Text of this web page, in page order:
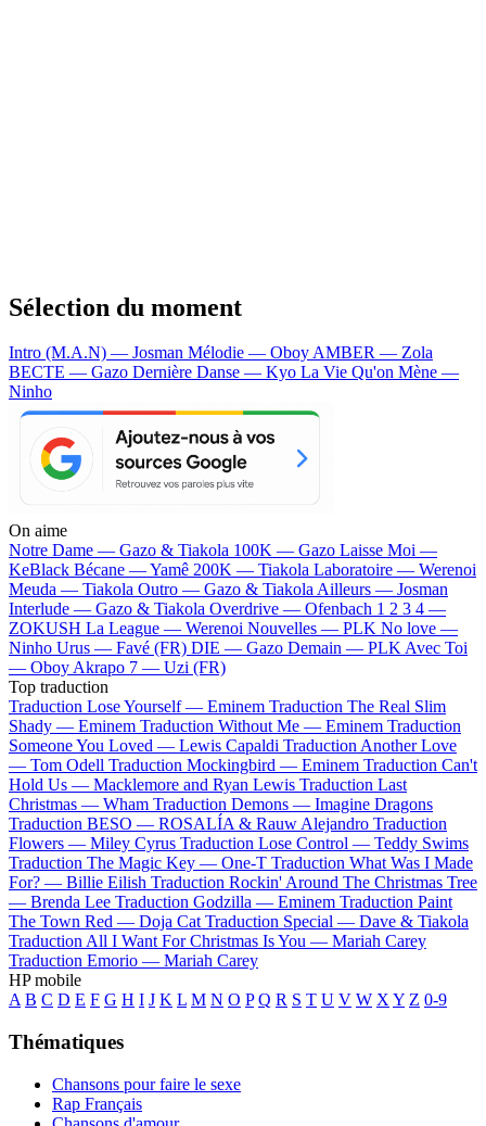
Sélection du moment
Intro (M.A.N) — Josman Mélodie — OboyAMBER — Zola
BECTE — Gazo Dernière Danse — Kyo La Vie Qu'on Mène —
Ninho
On aime
Notre Dame — Gazo & Tiakola 100K — Gazo Laisse Moi —
KeBlack Bécane —Yamê 200K — Tiakola Laboratoire — Werenoi
Meuda — Tiakola Outro — Gazo & TiakolaAilleurs — Josman
Interlude — Gazo & Tiakola Overdrive — Ofenbach 1 2 3 4 —
ZOKUSH La League — Werenoi Nouvelles — PLK No love —
Ninho Urus — Favé (FR) DIE — Gazo Demain — PLKAvec Toi
— OboyAkrapo 7 — Uzi (FR)
Top traduction
Traduction Lose Yourself — Eminem Traduction The Real Slim
Shady — Eminem Traduction Without Me — Eminem Traduction
Someone You Loved — Lewis Capaldi Traduction Another Love
— Tom Odell Traduction Mockingbird — Eminem Traduction Can't
Hold Us — Macklemore and Ryan Lewis Traduction Last
Christmas — Wham Traduction Demons — Imagine Dragons
Traduction BESO — ROSALÍA & Rauw Alejandro Traduction
Flowers — Miley Cyrus Traduction Lose Control — Teddy Swims
Traduction The Magic Key — One-T Traduction What Was I Made
For? — Billie Eilish Traduction Rockin' Around The Christmas Tree
— Brenda Lee Traduction Godzilla — Eminem Traduction Paint
The Town Red — Doja Cat Traduction Special — Dave & Tiakola
Traduction All I Want For Christmas Is You — Mariah Carey
Traduction Emorio — Mariah Carey
HP mobile
A B C D E F G H I J K L M N O P Q R S T U V W XY Z 0-9
Thématiques
Chansons pour faire le sexe
Rap Français